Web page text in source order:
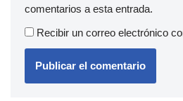
comentarios a esta entrada.
Recibir un correo electrónico